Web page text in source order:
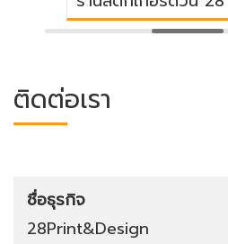
ติดต่อเรา
ชื่อธุรกิจ
28Print&Design